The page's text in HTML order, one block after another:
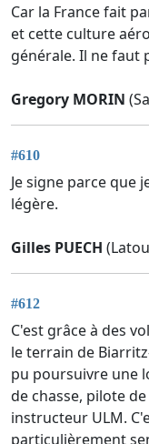
Car la France fait
et cette culture
générale. Il ne faut
Gregory MORIN
#610
Je signe parce que
légère.
Gilles PUECH
#612
C'est grâce à des
le terrain de
pu poursuivre une
de chasse, pilote
instructeur ULM.
particulièrement